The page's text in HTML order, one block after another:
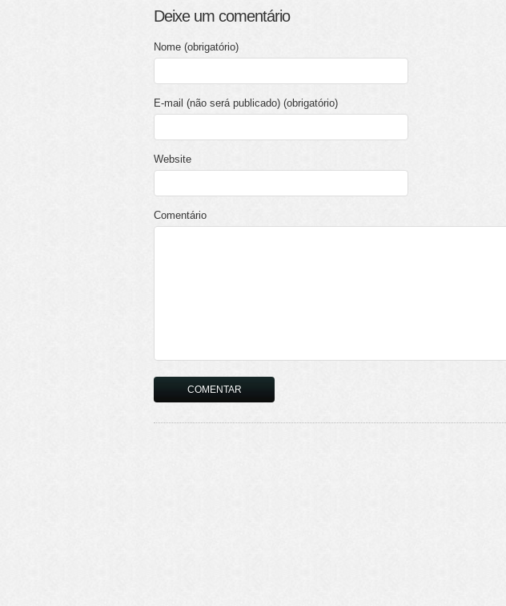
Deixe um comentário
Nome (obrigatório)
E-mail (não será publicado) (obrigatório)
Website
Comentário